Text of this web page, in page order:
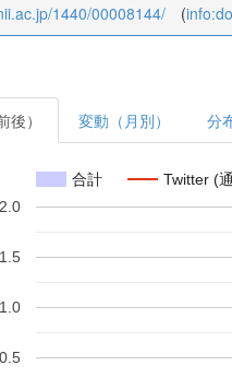
1440/00008144/ (
） 変動（月別） 分
合計 Twitter (
0.5
1.0
1.5
2.0